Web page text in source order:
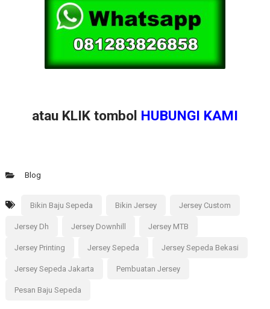
atau KLIK tombol HUBUNGI KAMI
Blog
Bikin Baju Sepeda Bikin Jersey Jersey Custom
Jersey Dh Jersey Downhill Jersey MTB
Jersey Printing Jersey Sepeda Jersey Sepeda Bekasi
Jersey Sepeda Jakarta Pembuatan Jersey
Pesan Baju Sepeda